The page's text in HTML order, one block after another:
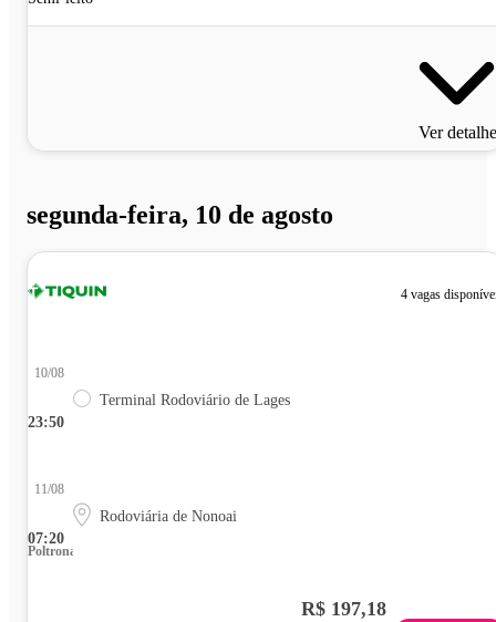
Ver
segunda-feira, 10 de agosto
4 vagas
23:50
10/08
Terminal Rodoviário de Lages
07:20
11/08
Rodoviária de Nonoai
Poltrona
R$ 197,18